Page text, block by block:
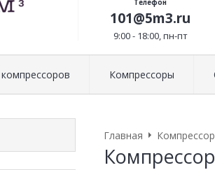
Телефон
101@5m3.ru
9:00 - 18:00, пн-пт
Компрессоры
Главная